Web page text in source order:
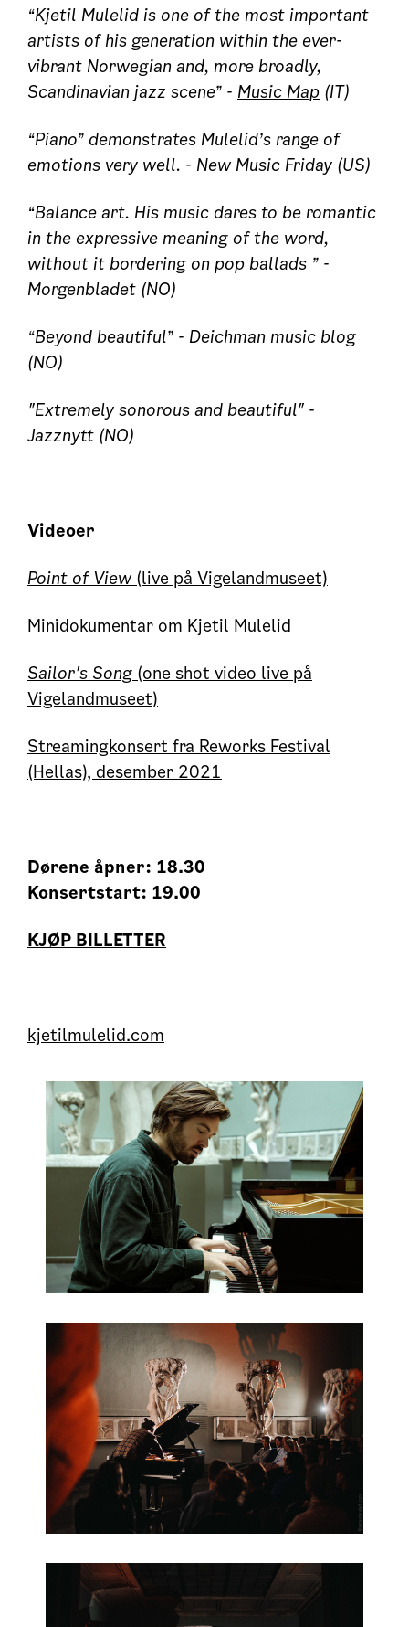
“Kjetil Mulelid is one of the most important
artists of his generation within the ever-
vibrant Norwegian and, more broadly,
Scandinavian jazz scene” - Music Map (IT)
“Piano” demonstrates Mulelid’s range of
emotions very well. - New Music Friday (US)
“Balance art. His music dares to be romantic
in the expressive meaning of the word,
without it bordering on pop ballads ” -
Morgenbladet (NO)
“Beyond beautiful” - Deichman music blog
(NO)
"Extremely sonorous and beautiful" -
Jazznytt (NO)
Videoer
Point of View(live på Vigelandmuseet)
Minidokumentar om Kjetil Mulelid
Sailor's Song (one shot video live på
Vigelandmuseet)
Streamingkonsert fra Reworks Festival
(Hellas), desember 2021
Dørene åpner: 18.30
Konsertstart: 19.00
KJØP BILLETTER
kjetilmulelid.com